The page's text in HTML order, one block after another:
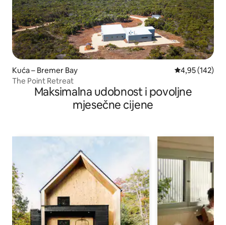
Kuća – Bremer Bay Prosječna
4,95 (142)
The Point Retreat
Maksimalna udobnost i povoljne
mjesečne cijene